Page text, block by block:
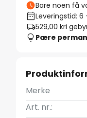
Bare noen få
Leveringstid: 6
529,00 kri
Pære
Merke
Art. nr.: